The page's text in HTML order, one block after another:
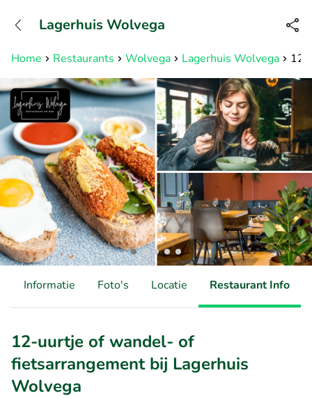
Bereikbaar tot 23:00 uur
Home Restaurants Wolvega Lagerhuis Wolvega 12-
Lagerhuis Wolvega
Informatie Foto's Locatie Restaurant Info
12-uurtje of wandel- of
fietsarrangement bij Lagerhuis
Wolvega